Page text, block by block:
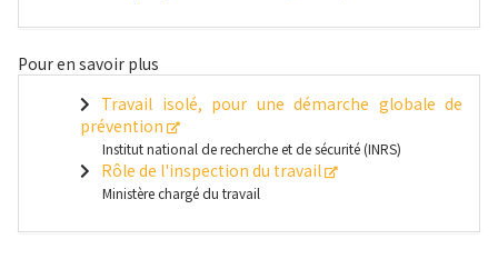
Pour en savoir plus
Travail isolé, pour une démarche globale de
prévention
Institut national de recherche et de sécurité (INRS)
Rôle de l'inspection du travail
Ministère chargé du travail